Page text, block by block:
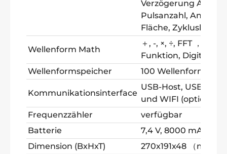
Verzögerung A → B
Pulsanzahl,
Fläche,
Wellenform Math
＋, -, ×, ÷, FFT ，
Funktion,
Wellenformspeicher
100 Wellenformen
Kommunikationsinterface
USB-Host, USB-
und WIFI (optional)
Frequenzzähler
verfügbar
Batterie
7,4 V, 8000 mAh ，
Dimension (BxHxT)
270x191x48 （mm）